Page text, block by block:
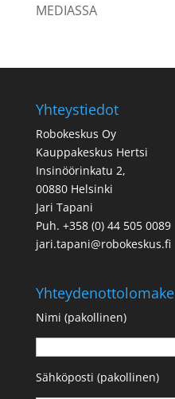
MEDIASSA
Yhteystiedot
Robokeskus Oy
Kauppakeskus Hertsi
Insinöörinkatu 2,
00880 Helsinki
Jari Tapani
Puh. +358 (0) 44 505 0089
jari.tapani@robokeskus.fi
Yhteydenottolomake
Nimi (pakollinen)
Sähköposti (pakollinen)